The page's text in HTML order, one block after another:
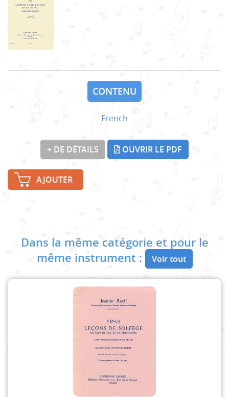
CONTENU
French
+ DE DÉTAILS OUVRIR LE PDF
AJOUTER
Dans la même catégorie et pour le
même instrument :
Voir tout